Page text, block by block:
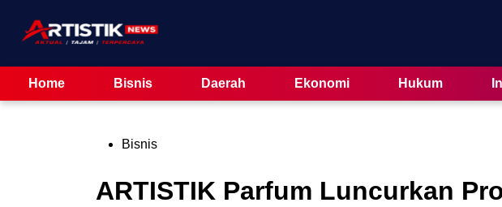
content
Home Bisnis Daerah Ekonomi Hukum
PostedBisnis
ARTISTIK Parfum Luncurkan